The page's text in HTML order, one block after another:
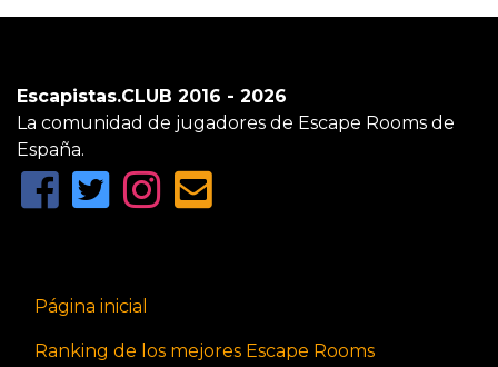
Escapistas.CLUB 2016 - 2026
La comunidad de jugadores de Escape Rooms de
España.
Página inicial
Ranking de los mejores Escape Rooms